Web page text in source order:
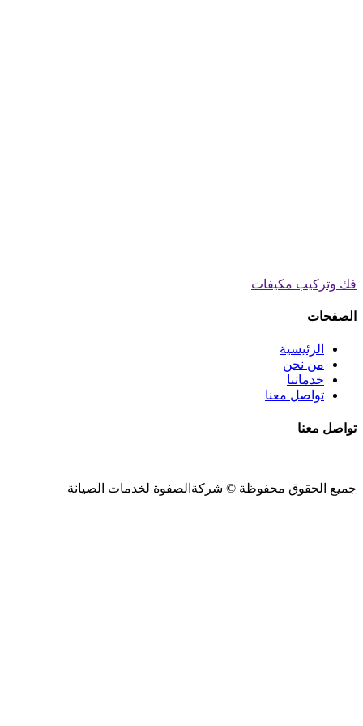
فك وتركيب مكيفات
الصفحات
الرئيسية
من نحن
خدماتنا
تواصل معنا
تواصل معنا
جميع الحقوق محفوظة © شركةالصفوة لخدمات الصيانة